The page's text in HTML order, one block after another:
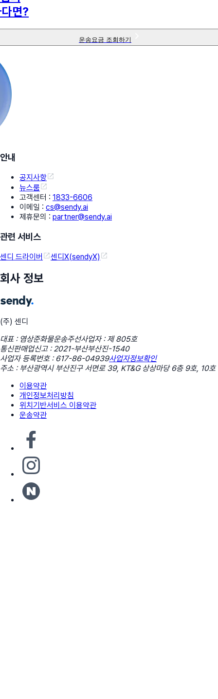
면?
운송요금 조회하기
안내
공지사항
뉴스룸
고객센터 : 1833-6606
이메일 : cs@sendy.ai
제휴문의 : partner@sendy.ai
관련 서비스
센디 드라이버 센디X(sendyX)
회사 정보
(주) 센디
대표 : 염상준화물운송주선사업자 : 제 805호
통신판매업신고 : 2021-부산부산진-1540
사업자 등록번호 : 617-86-04939사업자정보확인
주소 : 부산광역시 부산진구 서면로 39, KT&G 상상마당 6층 9호, 10호
이용약관
개인정보처리방침
위치기반서비스 이용약관
운송약관